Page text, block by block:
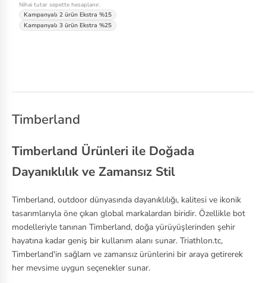
Nihai tutar sepette hesaplanır.
Kampanyalı 2 ürün Ekstra %15
Kampanyalı 3 ürün Ekstra %25
Timberland
Timberland Ürünleri ile Doğada
Dayanıklılık ve Zamansız Stil
Timberland, outdoor dünyasında dayanıklılığı, kalitesi ve ikonik
tasarımlarıyla öne çıkan global markalardan biridir. Özellikle bot
modelleriyle tanınan Timberland, doğa yürüyüşlerinden şehir
hayatına kadar geniş bir kullanım alanı sunar. Triathlon.tc,
Timberland'in sağlam ve zamansız ürünlerini bir araya getirerek
her mevsime uygun seçenekler sunar.